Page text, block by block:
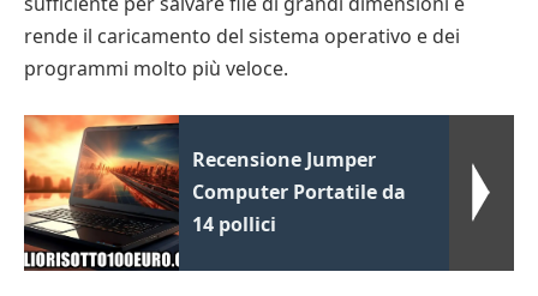
rende il caricamento del sistema operativo e dei
programmi molto più veloce.
Recensione Jumper
Computer Portatile da
14 pollici